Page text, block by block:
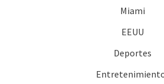
Miami
EEUU
Deportes